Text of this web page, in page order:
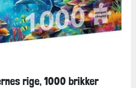
rige, 1000 brikker